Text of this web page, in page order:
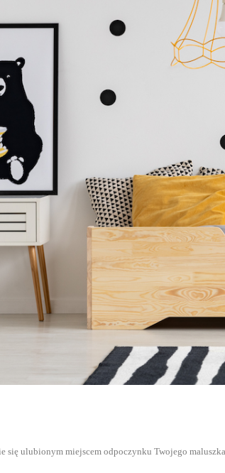
się ulubionym miejscem odpoczynku Twojego